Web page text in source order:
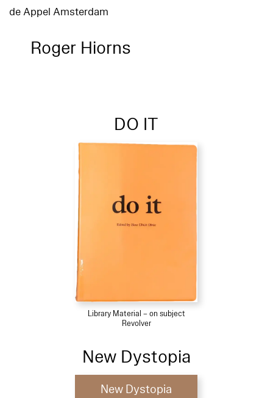
de Appel Amsterdam
Roger Hiorns
DO IT
Library Material – on subject
Revolver
New Dystopia
New Dystopia